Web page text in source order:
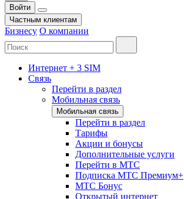
Войти
Частным клиентам
Бизнесу О компании
Интернет + 3 SIM
Связь
Перейти в раздел
Мобильная связь
Мобильная связь
Перейти в раздел
Тарифы
Акции и бонусы
Дополнительные услуги
Перейти в МТС
Подписка МТС Премиум+
МТС Бонус
Открытый интернет